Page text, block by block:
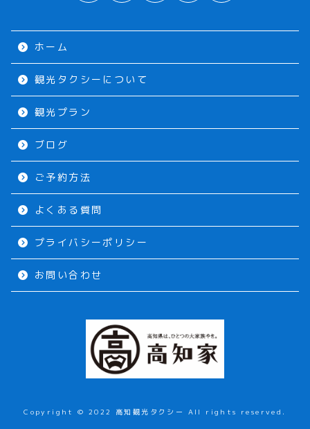
ホーム
観光タクシーについて
観光プラン
ブログ
ご予約方法
よくある質問
プライバシーポリシー
お問い合わせ
Copyright © 2022 高知観光タクシー All rights reserved.